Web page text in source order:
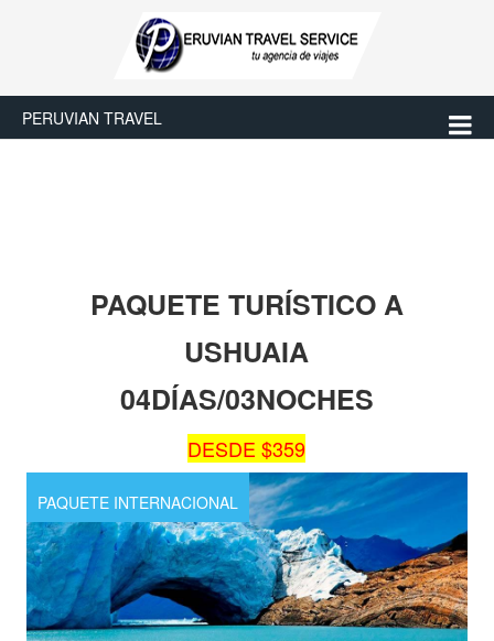
PERUVIAN TRAVEL
PAQUETE TURÍSTICO A
USHUAIA
04DÍAS/03NOCHES
DESDE $359
PAQUETE INTERNACIONAL